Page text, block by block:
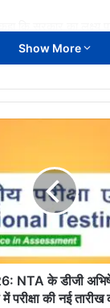
और सशक्त बनाना
और सुशासन के बल पर
Rozgar
Show More
NTA के डीजी
परीक्षा की नई तारीख